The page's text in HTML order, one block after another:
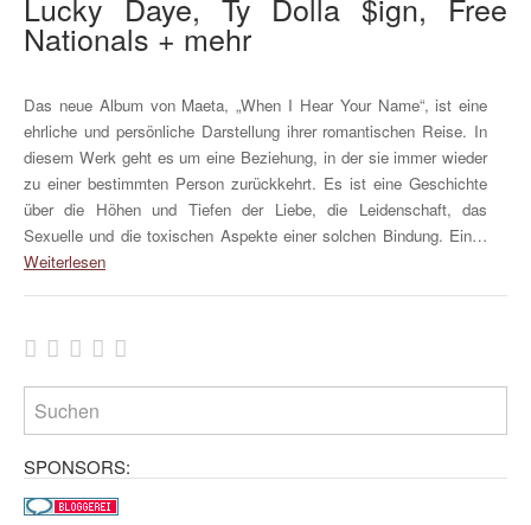
Nationals + mehr
Das neue Album von Maeta, „When I Hear Your Name“, ist eine
ehrliche und persönliche Darstellung ihrer romantischen Reise. In
diesem Werk geht es um eine Beziehung, in der sie immer wieder
zu einer bestimmten Person zurückkehrt. Es ist eine Geschichte
über die Höhen und Tiefen der Liebe, die Leidenschaft, das
Sexuelle und die toxischen Aspekte einer solchen Bindung. Ein…
Weiterlesen
SPONSORS: